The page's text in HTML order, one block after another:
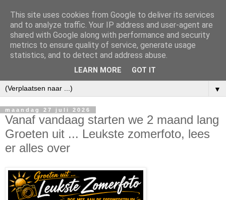
▼
maandag 27 juli 2026
Vanaf vandaag starten we 2 maand lang
Groeten uit ... Leukste zomerfoto, lees
er alles over
This site uses cookies from Google to deliver its services
and to analyze traffic. Your IP address and user-agent are
shared with Google along with performance and security
metrics to ensure quality of service, generate usage
statistics, and to detect and address abuse.
LEARN MORE GOT IT